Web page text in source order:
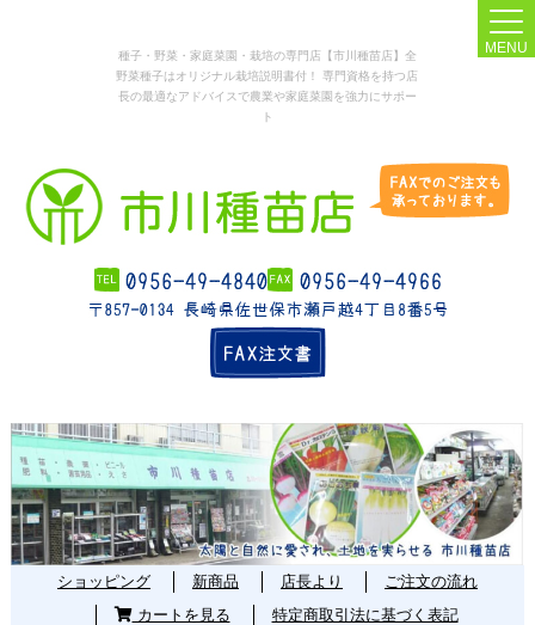
種子・野菜・家庭菜園・栽培の専門店【市川種苗店】全
野菜種子はオリジナル栽培説明書付！ 専門資格を持つ店
長の最適なアドバイスで農業や家庭菜園を強力にサポー
ト
MENU
ショッピング 新商品 店長より
ご注文の流れ
カートを見る
特定商取引法に基づく表記